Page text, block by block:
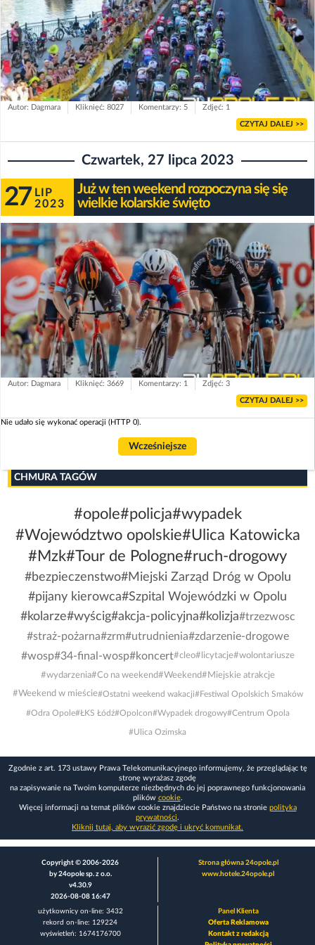
Autor: Dagmara Kliknięć: 8027 Komentarzy: 5 Zdjęć: 1
CZYTAJ DALEJ >>
Czwartek, 27 lipca 2023
27 LIP
2023
Już w ten weekend rozpoczyna się się
wielkie kolarskie święto
Autor: Dagmara Kliknięć: 3669 Komentarzy: 1 Zdjęć: 3
CZYTAJ DALEJ >>
Nie udało się wykonać operacji (HTTP 0).
Wcześniejsze
CHMURA TAGÓW
#opole#policja#wypadek
#Województwo opolskie#Ulica Katowicka
#Mzk#Tour de Pologne#ruch-drogowy
#bezpieczenstwo#Miejski Zarząd Dróg w Opolu
#pijany kierowca#Szpital Wojewódzki w Opolu
#kolarze#wyścig#akcja-policyjna#kolizja#trzezwosc
#straż-pożarna#zrm#utrudnienia#zdarzenie-drogowe
#wosp#34-final-wosp#koncert#cleo#licytacje#wolontariusze
#wydarzenia#Co na weekend#Weekend#Miejskie atrakcje
#Weekend w mieście#Ostatni weekend wakacji#Festiwal Opolskich Smaków
#Odra Opole#ŁKS Łódź#Opolcon#Wypadek drogowy#Centrum Opola
#Ulica Ozimska
Zgodnie z art. 173 ustawy Prawa Telekomunikacyjnego informujemy, że przeglądając tę
stronę wyrażasz zgodę
na zapisywanie na Twoim komputerze niezbędnych do jej poprawnego funkcjonowania
plików cookie.
Więcej informacji na temat plików cookie znajdziecie Państwo na stronie polityka
prywatności.
Kliknij tutaj, aby wyrazić zgodę i ukryć komunikat.
Copyright © 2006-2026
by 24opole sp. z o.o.
v4.30.9
2026-08-08 16:47
Strona główna 24opole.pl
www.hotele.24opole.pl
użytkownicy on-line: 3432
rekord on-line: 129224
wyświetleń: 1674176700
Panel Klienta
Oferta Reklamowa
Kontakt z redakcją